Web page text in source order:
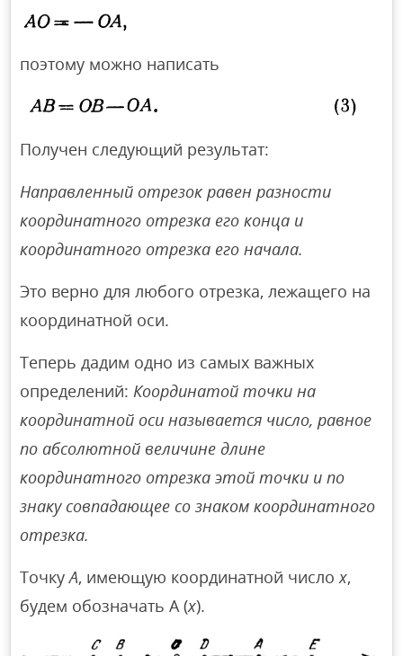
поэтому можно написать
Получен следующий результат:
Направленный отрезок равен разности
координатного отрезка его конца и
координатного отрезка его начала.
Это верно для любого отрезка, лежащего на
координатной оси.
Теперь дадим одно из самых важных
определений:Координатой точки на
координатной оси называется число, равное
по абсолютной величине длине
координатного отрезка этой точки и по
знаку совпадающее со знаком координатного
отрезка.
ТочкуА, имеющую координатной числох,
будем обозначать А (х).